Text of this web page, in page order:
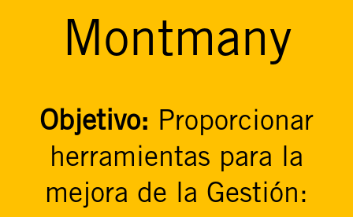
Montmany
Objetivo: Proporcionar
herramientas para la
mejora de la Gestión: